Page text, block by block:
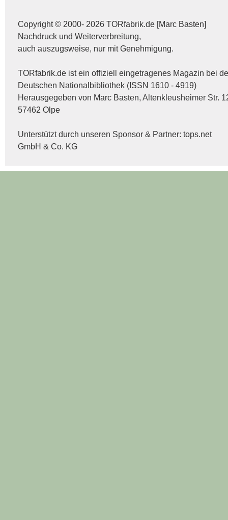
Copyright © 2000- 2026 TORfabrik.de [Marc Basten]
Nachdruck und Weiterverbreitung,
auch auszugsweise, nur mit Genehmigung.
TORfabrik.de ist ein offiziell eingetragenes Magazin bei
Deutschen Nationalbibliothek (ISSN 1610 - 4919)
Herausgegeben von Marc Basten, Altenkleusheimer Str.
57462 Olpe
Unterstützt durch unseren Sponsor & Partner: tops.net
GmbH & Co. KG